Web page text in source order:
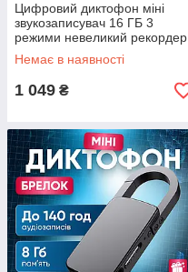
Цифровий диктофон міні
звукозаписувач 16 ГБ 3
режими невеликий рекордер
портативний пристрій
Немає в наявності
1 049 ₴